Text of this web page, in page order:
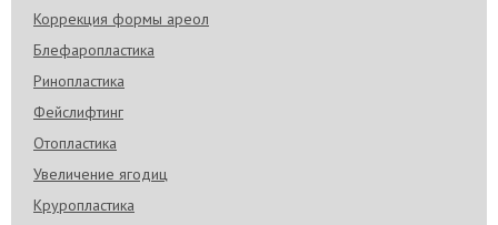
Коррекция формы ареол
Блефаропластика
Ринопластика
Фейслифтинг
Отопластика
Увеличение ягодиц
Круропластика